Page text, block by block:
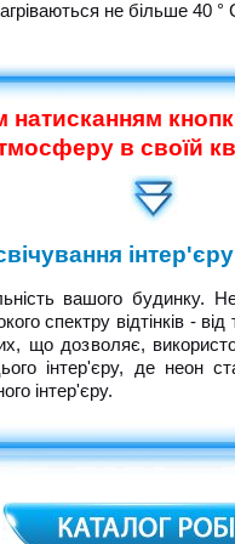
не більше 40 °
натисканням
в своїй
інтер'єру
вашого будинку.
спектру відтінків -
що дозволяє,
інтер'єру, де неон
інтер'єру.